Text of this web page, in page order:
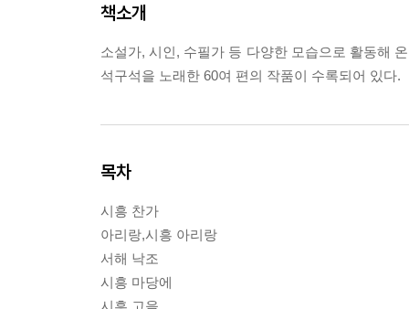
책소개
소설가, 시인, 수필가 등 다양한 모습으로 활동해
석구석을 노래한 60여 편의 작품이 수록되어 있다.
목차
시흥 찬가
아리랑,시흥 아리랑
서해 낙조
시흥 마당에
시흥 고을